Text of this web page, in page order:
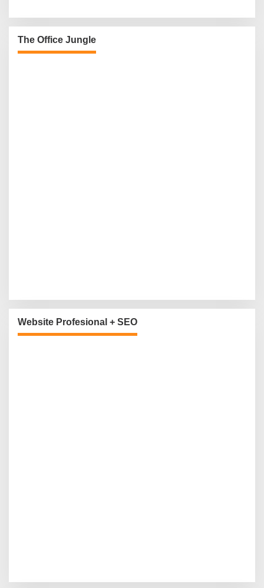
The Office Jungle
Website Profesional + SEO